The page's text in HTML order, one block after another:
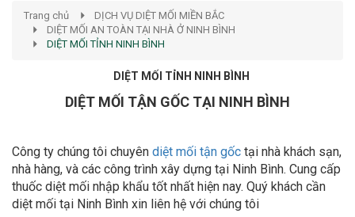
DỊCH VỤ DIỆT MỐI MIỀN BẮC
DIỆT MỐI AN TOÀN TẠI NHÀ Ở NINH BÌNH
DIỆT MỐI TỈNH NINH BÌNH
DIỆT MỐI TỈNH NINH BÌNH
DIỆT MỐI TẬN GỐC TẠI NINH BÌNH
Công ty chúng tôi chuyên diệt mối tận gốc
tại nhà khách sạn,
nhà hàng, và các công trình xây dựng tại Ninh Bình. Cung cấp
thuốc diệt mối nhập khẩu tốt nhất hiện nay. Quý khách cần
diệt mối tại Ninh Bình xin liên hệ với chúng tôi